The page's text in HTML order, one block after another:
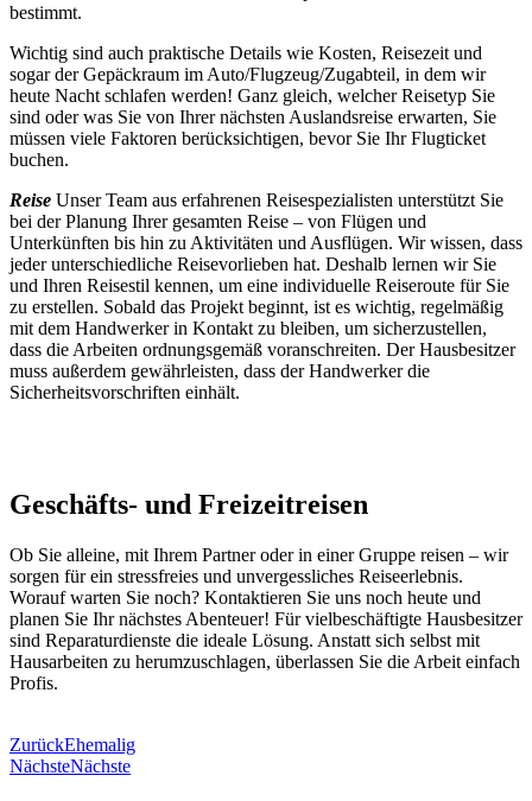
bestimmt.
Wichtig sind auch praktische Details wie Kosten, Reisezeit und
sogar der Gepäckraum im Auto/Flugzeug/Zugabteil, in dem wir
heute Nacht schlafen werden! Ganz gleich, welcher Reisetyp Sie
sind oder was Sie von Ihrer nächsten Auslandsreise erwarten, Sie
müssen viele Faktoren berücksichtigen, bevor Sie Ihr Flugticket
buchen.
Reise Unser Team aus erfahrenen Reisespezialisten unterstützt Sie
bei der Planung Ihrer gesamten Reise – von Flügen und
Unterkünften bis hin zu Aktivitäten und Ausflügen. Wir wissen, dass
jeder unterschiedliche Reisevorlieben hat. Deshalb lernen wir Sie
und Ihren Reisestil kennen, um eine individuelle Reiseroute für Sie
zu erstellen. Sobald das Projekt beginnt, ist es wichtig, regelmäßig
mit dem Handwerker in Kontakt zu bleiben, um sicherzustellen,
dass die Arbeiten ordnungsgemäß voranschreiten. Der Hausbesitzer
muss außerdem gewährleisten, dass der Handwerker die
Sicherheitsvorschriften einhält.
Geschäfts- und Freizeitreisen
Ob Sie alleine, mit Ihrem Partner oder in einer Gruppe reisen – wir
sorgen für ein stressfreies und unvergessliches Reiseerlebnis.
Worauf warten Sie noch? Kontaktieren Sie uns noch heute und
planen Sie Ihr nächstes Abenteuer! Für vielbeschäftigte Hausbesitzer
sind Reparaturdienste die ideale Lösung. Anstatt sich selbst mit
Hausarbeiten zu herumzuschlagen, überlassen Sie die Arbeit einfach
Profis.
ZurückEhemalig
NächsteNächste